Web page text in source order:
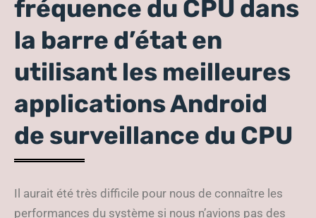
fréquence du CPU dans
la barre d’état en
utilisant les meilleures
applications Android
de surveillance du CPU
Il aurait été très difficile pour nous de connaître les
performances du système si nous n’avions pas des